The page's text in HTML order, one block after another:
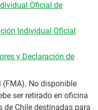
Oficial de
Individual Oficial
y Declaración de
No disponible
ser retirado en oficina
de Chile destinadas para